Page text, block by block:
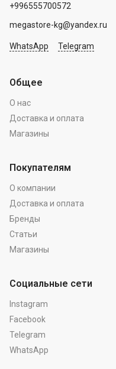
+996555700572
megastore-kg@yandex.ru
WhatsApp Telegram
Общее
О нас
Доставка и оплата
Магазины
Покупателям
О компании
Доставка и оплата
Бренды
Статьи
Магазины
Социальные сети
Instagram
Facebook
Telegram
WhatsApp